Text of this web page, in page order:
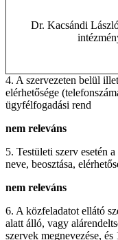
Dr. Kacsándi
4. A szervezeten belül
elérhetősége
ügyfélfogadási rend
nem releváns
5. Testületi szerv esetén
neve, beosztása,
nem releváns
6. A közfeladatot ellátó
alatt álló, vagy
szervek megnevezése,